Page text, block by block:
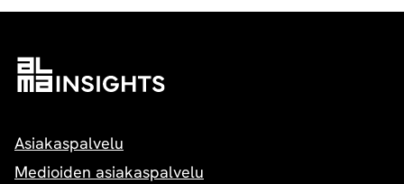
Asiakaspalvelu
Medioiden asiakaspalvelu